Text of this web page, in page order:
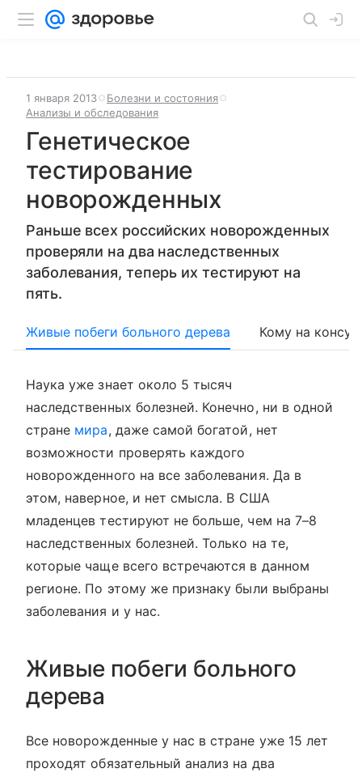
1 января 2013
Болезни и состояния
Анализы и обследования
Генетическое
тестирование
новорожденных
Раньше всех российских новорожденных
проверяли на два наследственных
заболевания, теперь их тестируют на
пять.
Живые побеги больного дерева Кому на
Наука уже знает около 5 тысяч
наследственных болезней. Конечно, ни в одной
стране мира, даже самой богатой, нет
возможности проверять каждого
новорожденного на все заболевания. Да в
этом, наверное, и нет смысла. В США
младенцев тестируют не больше, чем на 7–8
наследственных болезней. Только на те,
которые чаще всего встречаются в данном
регионе. По этому же признаку были выбраны
заболевания и у нас.
Живые побеги больного
дерева
Все новорожденные у нас в стране уже 15 лет
проходят обязательный анализ на два